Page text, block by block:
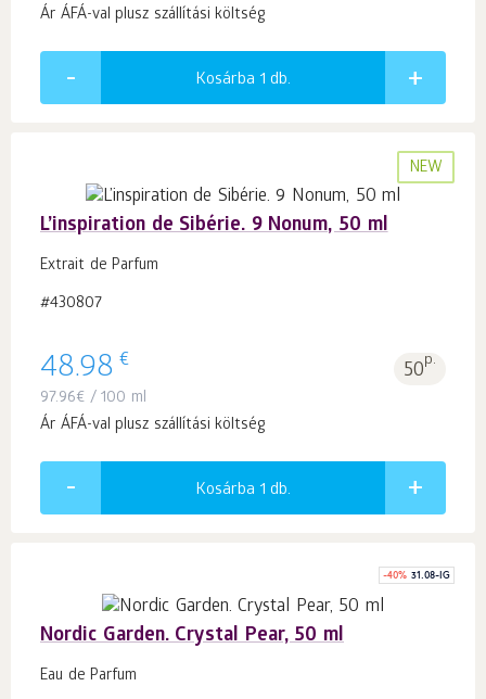
Ár ÁFÁ-val plusz szállítási költség
Kosárba 1 db.
NEW
L’inspiration de Sibérie. 9 Nonum, 50 ml
Extrait de Parfum
#430807
48.98 € 50p.
97.96€ / 100 ml
Ár ÁFÁ-val plusz szállítási költség
Kosárba 1 db.
-40% 31.08-IG
Nordic Garden. Crystal Pear, 50 ml
Eau de Parfum